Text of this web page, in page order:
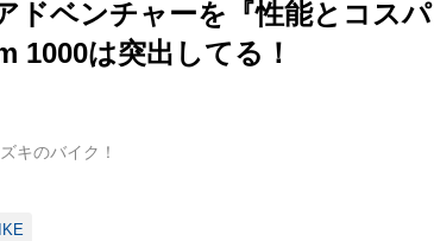
ドベンチャーを『性能とコス
1000は突出してる！
キのバイク！